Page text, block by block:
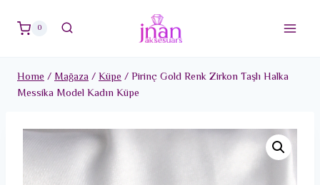
0
Home/Mağaza/Küpe/Pirinç Gold Renk Zirkon Taşlı Halka
Messika Model Kadın Küpe